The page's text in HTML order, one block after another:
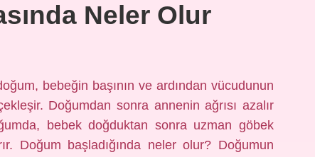
Neler Olur
bebeğin başının ve ardından vücudunun
Doğumdan sonra annenin ağrısı azalır
bebek doğduktan sonra uzman göbek
Doğum başladığında neler olur? Doğumun